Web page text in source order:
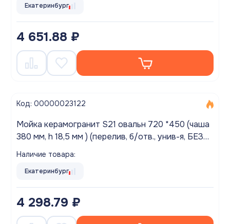
Екатеринбург
4 651.88 ₽
Код: 00000023122
Мойка керамогранит S21 овальн 720 *450 (чаша
380 мм, h 18,5 мм ) (перелив, б/отв., унив-я, БЕЗ
Наличие товара:
Екатеринбург
4 298.79 ₽